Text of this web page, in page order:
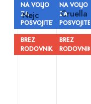
NA VOLJO
ZA
POSVOJITEV
BREZ
RODOVNIKA
Nejc
NA VOLJO
ZA
POSVOJITEV
BREZ
RODOVNIKA
Cruella